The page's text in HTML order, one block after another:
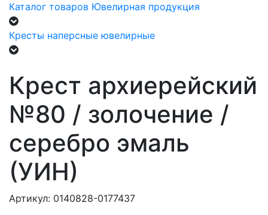
Каталог товаров Ювелирная продукция
Кресты наперсные ювелирные
Крест архиерейский
№80 / золочение /
серебро эмаль
(УИН)
Артикул: 0140828-0177437